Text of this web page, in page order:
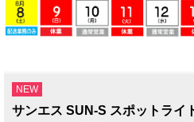
NEW
サンエス SUN-S スポットライ